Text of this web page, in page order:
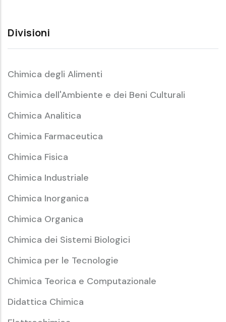
Divisioni
Chimica degli Alimenti
Chimica dell'Ambiente e dei Beni Culturali
Chimica Analitica
Chimica Farmaceutica
Chimica Fisica
Chimica Industriale
Chimica Inorganica
Chimica Organica
Chimica dei Sistemi Biologici
Chimica per le Tecnologie
Chimica Teorica e Computazionale
Didattica Chimica